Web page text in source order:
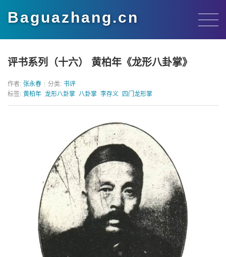
Baguazhang.cn
评书系列（十六） 黄柏年《龙形八卦掌》
作者: 张永春 分类: 书评
标签: 黄柏年 龙形八卦掌 八卦掌 李存义 四门龙形掌